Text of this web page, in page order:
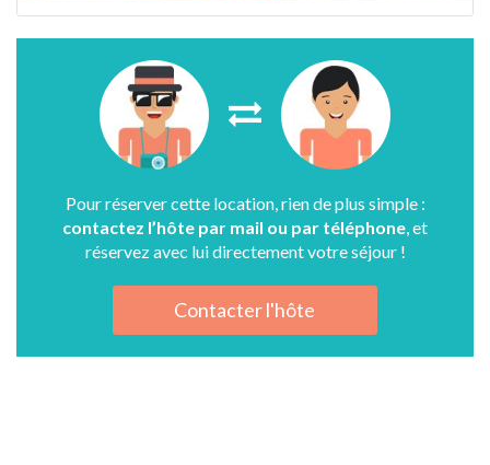
Pour réserver cette location, rien de plus simple :
contactez l’hôte par mail ou par téléphone, et
réservez avec lui directement votre séjour !
Contacter l'hôte